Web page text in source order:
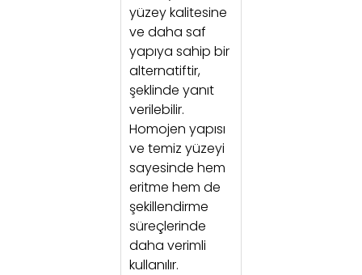
yüzey kalitesine
ve daha saf
yapıya sahip bir
alternatiftir,
şeklinde yanıt
verilebilir.
Homojen yapısı
ve temiz yüzeyi
sayesinde hem
eritme hem de
şekillendirme
süreçlerinde
daha verimli
kullanılır.